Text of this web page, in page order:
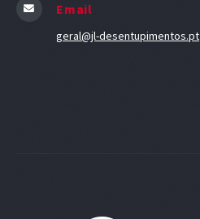
Email
geral@jl-desentupimentos.pt